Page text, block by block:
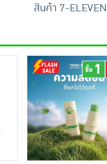
สินค้า 7-ELEVEN